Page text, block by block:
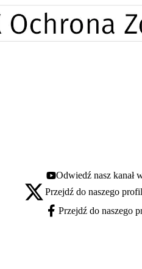
Youtube - otwiera się w nowej
Odwiedź nasz kanał
X - otwiera się w nowej karcie
Przejdź do naszego
Facebook - otwiera się w nowej
Przejdź do naszego